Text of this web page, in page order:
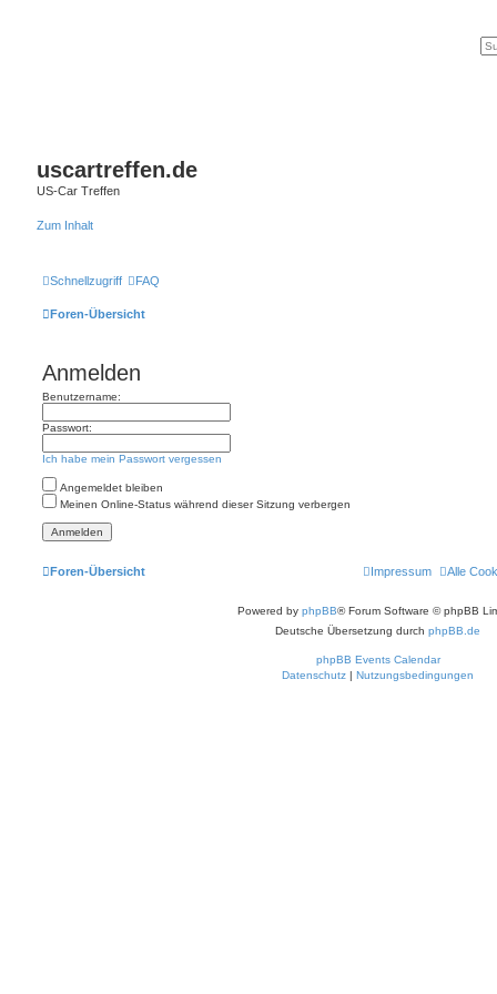
uscartreffen.de
US-Car Treffen
Zum Inhalt
Schnellzugriff FAQ
Foren-Übersicht
Anmelden
Benutzername:
Passwort:
Ich habe mein Passwort vergessen
Angemeldet bleiben
Meinen Online-Status während dieser Sitzung verbergen
Foren-Übersicht Alle
Impressum
Powered by phpBB® Forum Software © phpBB
Deutsche Übersetzung durch phpBB.de
phpBB Events Calendar
Datenschutz | Nutzungsbedingungen